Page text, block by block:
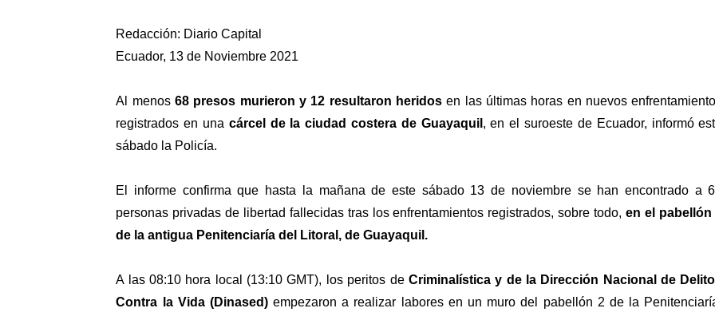
Redacción: Diario Capital
Ecuador, 13 de Noviembre 2021
Al menos68 presos murieron y 12 resultaron heridos en las últimas horas en nuevos
registrados en una cárcel de la ciudad costera de Guayaquil , en el suroeste de Ecuador, informó
sábado la Policía.
El informe confirma que hasta la mañana de este sábado 13 de noviembre se han encontrado a
personas privadas de libertad fallecidas tras los enfrentamientos registrados, sobre todo, en el pabellón
de la antigua Penitenciaría del Litoral, de Guayaquil.
A las 08:10 hora local (13:10 GMT), los peritos de Criminalística y de la Dirección Nacional de
Contra la Vida (Dinased)empezaron a realizar labores en un muro del pabellón 2 de la